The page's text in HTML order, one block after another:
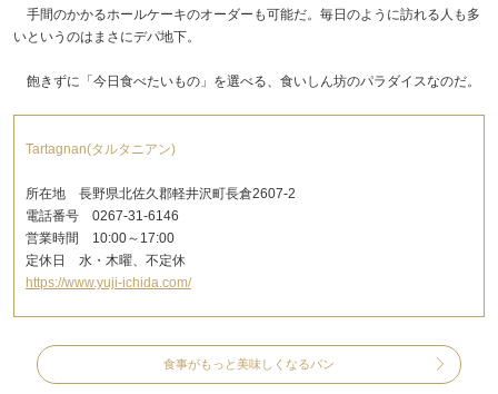
手間のかかるホールケーキのオーダーも可能だ。毎日のように訪れる人も多
いというのはまさにデパ地下。
飽きずに「今日食べたいもの」を選べる、食いしん坊のパラダイスなのだ。
Tartagnan(タルタニアン)
所在地 長野県北佐久郡軽井沢町長倉2607-2
電話番号 0267-31-6146
営業時間 10:00～17:00
定休日 水・木曜、不定休
https://www.yuji-ichida.com/
食事がもっと美味しくなるパン